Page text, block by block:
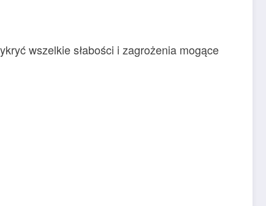
wszelkie słabości i zagrożenia mogące